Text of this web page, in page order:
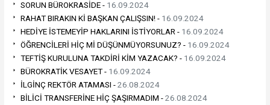
SORUN BÜROKRASİDE - 16.09.2024
RAHAT BIRAKIN Kİ BAŞKAN ÇALIŞSIN! - 16.09.2024
HEDİYE İSTEMEYİP HAKLARINI İSTİYORLAR - 16.09.2024
ÖĞRENCİLERİ HİÇ Mİ DÜŞÜNMÜYORSUNUZ? - 16.09.2024
TEFTİŞ KURULUNA TAKDİRİ KİM YAZACAK? - 16.09.2024
BÜROKRATİK VESAYET - 16.09.2024
İLGİNÇ REKTÖR ATAMASI -26.08.2024
BİLİCİ TRANSFERİNE HİÇ ŞAŞIRMADIM -26.08.2024